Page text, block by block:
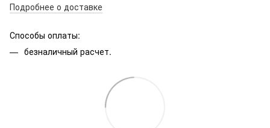
Подробнее о доставке
Способы оплаты:
безналичный расчет.